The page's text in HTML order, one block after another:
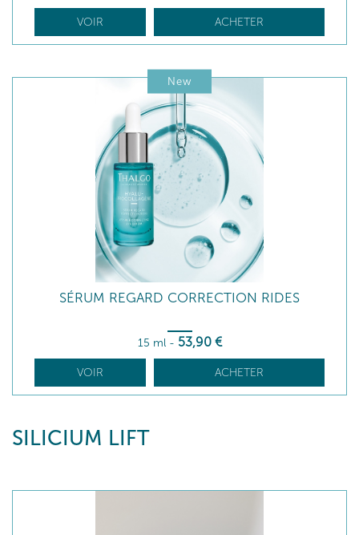
VOIR ACHETER
New
SÉRUM REGARD CORRECTION RIDES
15 ml - 53,90 €
VOIR ACHETER
SILICIUM LIFT